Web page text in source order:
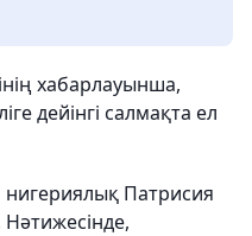
хабарлауынша,
дейінгі салмақта ел
Патрисия
Нәтижесінде,